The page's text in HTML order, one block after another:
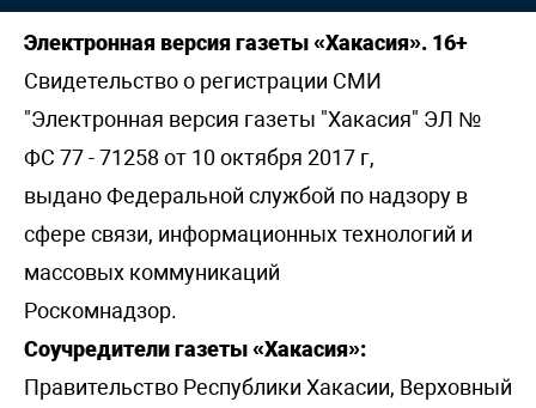
Электронная версия газеты «Хакасия». 16+
Свидетельство о регистрации СМИ
"Электронная версия газеты "Хакасия" ЭЛ №
ФС 77 - 71258 от 10 октября 2017 г,
выдано Федеральной службой по надзору в
сфере связи, информационных технологий и
массовых коммуникаций
Роскомнадзор.
Соучредители газеты «Хакасия»:
Правительство Республики Хакасии, Верховный